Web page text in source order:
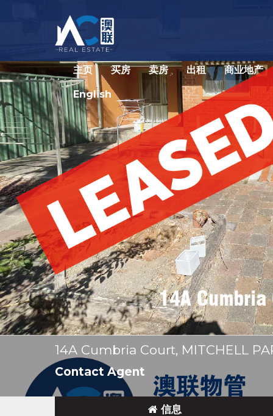
主页 买房 卖房 出租 商业地产
English
14A Cumbria Court, MITCHELL
Contact Agent
信息